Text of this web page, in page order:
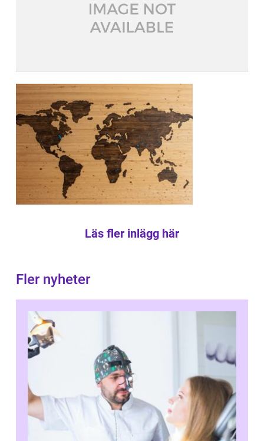
Läs fler inlägg här
Fler nyheter